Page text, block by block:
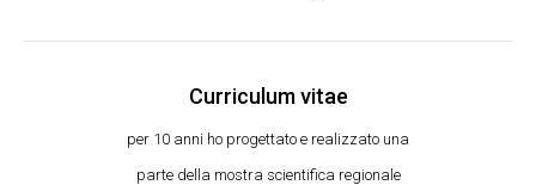
Curriculum vitae
per 10 anni ho progettato e realizzato una
parte della mostra scientifica regionale